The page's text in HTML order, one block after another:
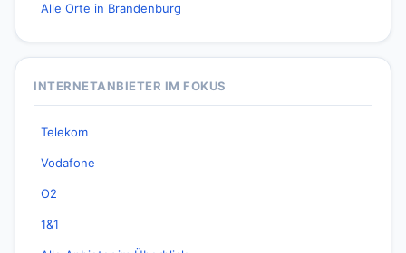
Alle Orte in Brandenburg
INTERNETANBIETER IM FOKUS
Telekom
Vodafone
O2
1&1